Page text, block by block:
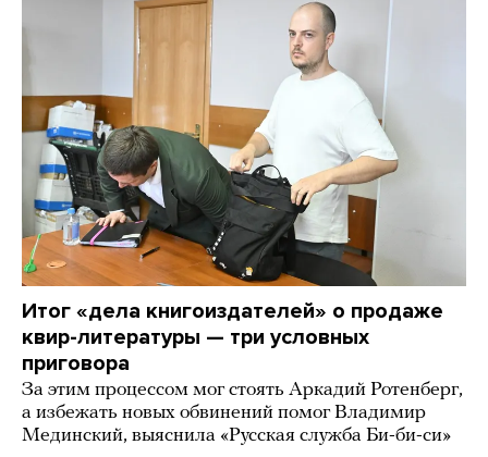
Итог «дела книгоиздателей» о продаже
квир-литературы — три условных
приговора
За этим процессом мог стоять Аркадий Ротенберг,
а избежать новых обвинений помог Владимир
Мединский, выяснила «Русская служба Би-би-си»